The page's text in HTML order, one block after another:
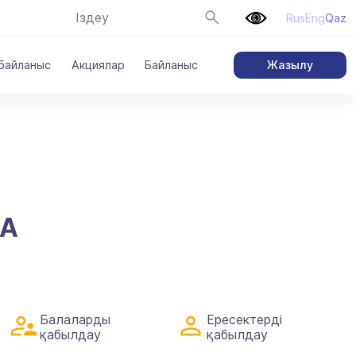
RusEngQaz
Акциялар Байланыс Жазылу
Балаларды
қабылдау
Ересектерді
қабылдау